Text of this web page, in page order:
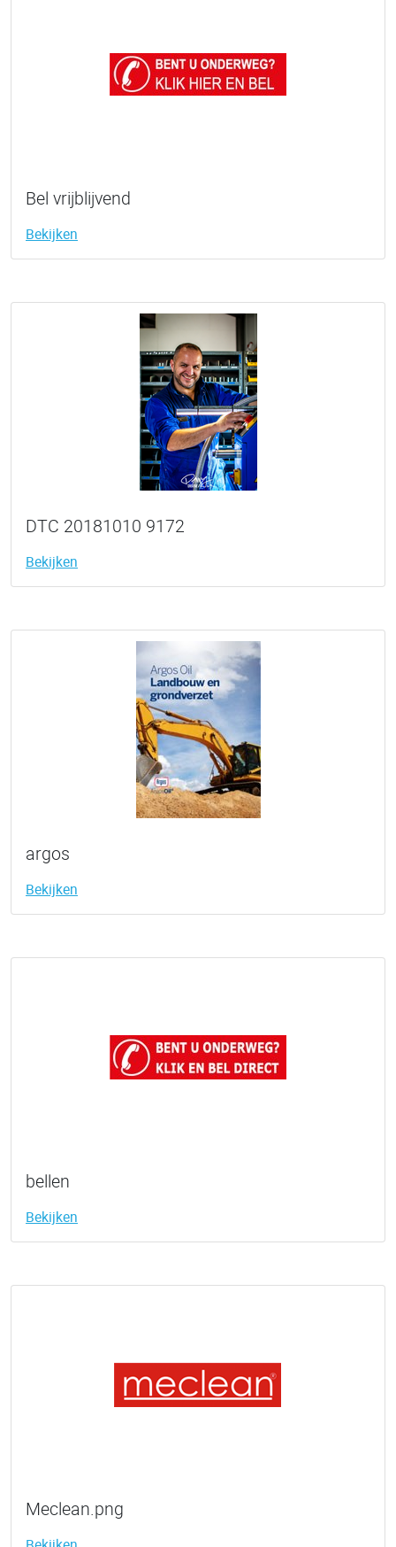
Bel vrijblijvend
Bekijken
DTC 20181010 9172
Bekijken
argos
Bekijken
bellen
Bekijken
Meclean.png